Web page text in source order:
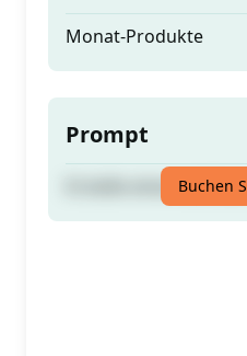
Monat-Produkte
Prompt
Erstelle einenBuchen